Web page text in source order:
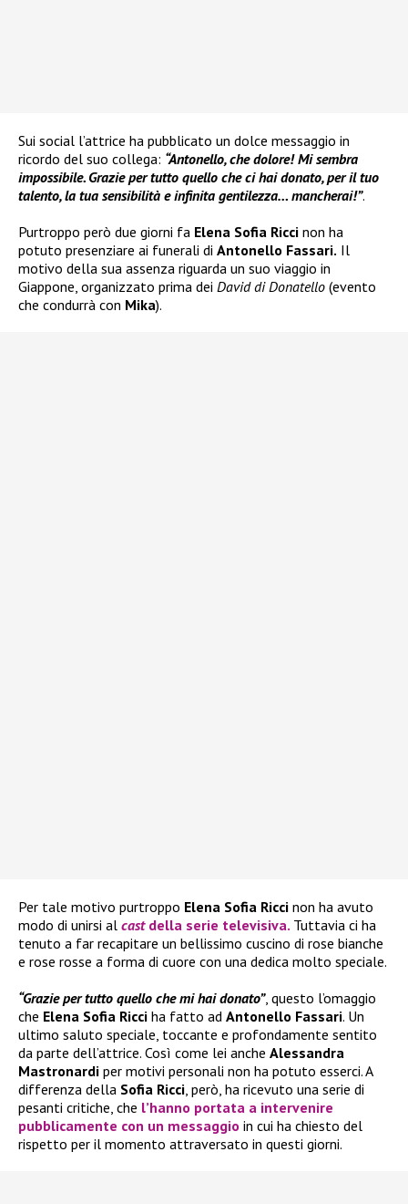
Sui social l’attrice ha pubblicato un dolce messaggio in
ricordo del suo collega: “Antonello, che dolore! Mi sembra
impossibile. Grazie per tutto quello che ci hai donato, per il tuo
talento, la tua sensibilità e infinita gentilezza… mancherai!”.
Purtroppo però due giorni fa Elena Sofia Ricci non ha
potuto presenziare ai funerali di Antonello Fassari. Il
motivo della sua assenza riguarda un suo viaggio in
Giappone, organizzato prima dei David di Donatello (evento
che condurrà con Mika).
Per tale motivo purtroppo Elena Sofia Ricci non ha avuto
modo di unirsi al castdella serie televisiva. Tuttavia ci ha
tenuto a far recapitare un bellissimo cuscino di rose bianche
e rose rosse a forma di cuore con una dedica molto speciale.
“Grazie per tutto quello che mi hai donato”, questo l’omaggio
che Elena Sofia Ricci ha fatto ad Antonello Fassari. Un
ultimo saluto speciale, toccante e profondamente sentito
da parte dell’attrice. Così come lei anche Alessandra
Mastronardi per motivi personali non ha potuto esserci. A
differenza della Sofia Ricci, però, ha ricevuto una serie di
pesanti critiche, che l’hanno portata a intervenire
pubblicamente con un messaggio in cui ha chiesto del
rispetto per il momento attraversato in questi giorni.